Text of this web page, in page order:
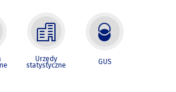
Urzędy
statystyczne GUS